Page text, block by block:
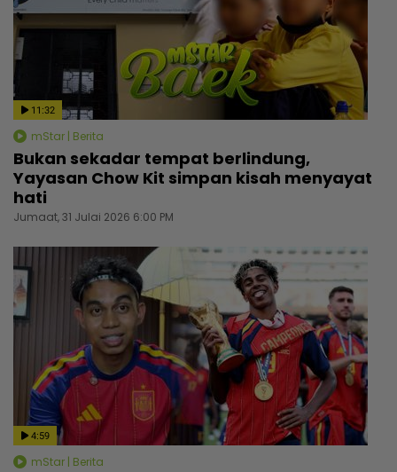
11:32
mStar | Berita
Bukan sekadar tempat berlindung,
Yayasan Chow Kit simpan kisah menyayat
hati
Jumaat, 31 Julai 2026 6:00 PM
4:59
mStar | Berita